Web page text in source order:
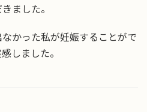
ました。
かった私が妊娠することがで
しました。